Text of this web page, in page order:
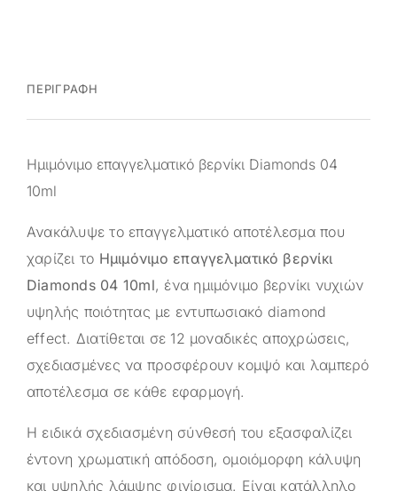
ΠΕΡΙΓΡΑΦΉ
Ημιμόνιμο επαγγελματικό βερνίκι Diamonds 04
10ml
Ανακάλυψε το επαγγελματικό αποτέλεσμα που
χαρίζει το Ημιμόνιμο επαγγελματικό βερνίκι
Diamonds 04 10ml, ένα ημιμόνιμο βερνίκι νυχιών
υψηλής ποιότητας με εντυπωσιακό diamond
effect. Διατίθεται σε 12 μοναδικές αποχρώσεις,
σχεδιασμένες να προσφέρουν κομψό και λαμπερό
αποτέλεσμα σε κάθε εφαρμογή.
Η ειδικά σχεδιασμένη σύνθεσή του εξασφαλίζει
έντονη χρωματική απόδοση, ομοιόμορφη κάλυψη
και υψηλής λάμψης φινίρισμα. Είναι κατάλληλο